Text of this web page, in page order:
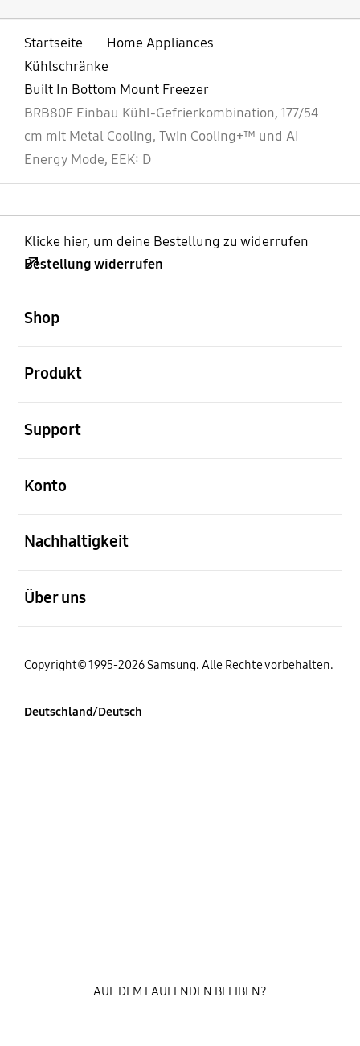
Startseite
Home Appliances
Kühlschränke
Built In Bottom Mount Freezer
BRB80F Einbau Kühl-Gefrierkombination, 177/54
cm mit Metal Cooling, Twin Cooling+™ und AI
Energy Mode, EEK: D
Klicke hier, um deine Bestellung zu widerrufen
Bestellung widerrufen
Shop
Produkt
Support
Konto
Nachhaltigkeit
Über uns
Copyright© 1995-2026 Samsung. Alle Rechte vorbehalten.
Deutschland/Deutsch
AUF DEM LAUFENDEN BLEIBEN?